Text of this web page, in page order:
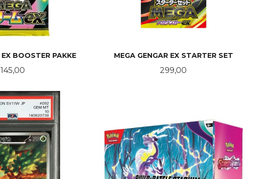
BOOSTER PAKKE
Pris
145,00
KJØP
MEGA GENGAR EX STARTER SET
Pris
299,00